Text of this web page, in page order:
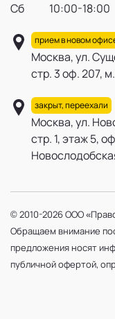
Сб 10:00-18:00
прием в новом
Москва, ул.
стр. 3 оф. 207,
закрыт, переехали
Москва, ул.
стр. 1, этаж 5,
© 2010-2026 ООО
Обращаем внимание
предложения носят
публичной офертой,